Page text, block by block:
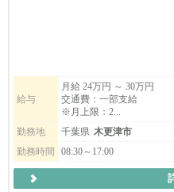
給与
月給 24万円 ～ 30万円
交通費：一部支給
※月上限：2...
勤務地
千葉県 木更津市
勤務時間
08:30～17:00